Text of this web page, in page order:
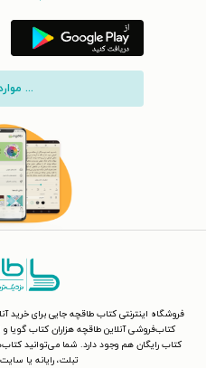
...
فروشگاه اینترنتی کتاب طاقچه جایی برای خرید
کتاب‌فروشی آنلاین طاقچه هزاران کتاب گویا
کتاب رایگان هم وجود دارد. شما می‌توانید
تبلت، رایانه یا